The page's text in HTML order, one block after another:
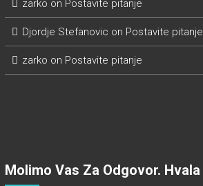
zarko on Postavite pitanje
Djordje Stefanovic on Postavite pitanje
zarko on Postavite pitanje
Molimo Vas Za Odgovor. Hvala